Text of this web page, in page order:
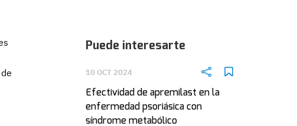
Puede interesarte
10 OCT 2024
Efectividad de apremilast en la
enfermedad psoriásica con
síndrome metabólico